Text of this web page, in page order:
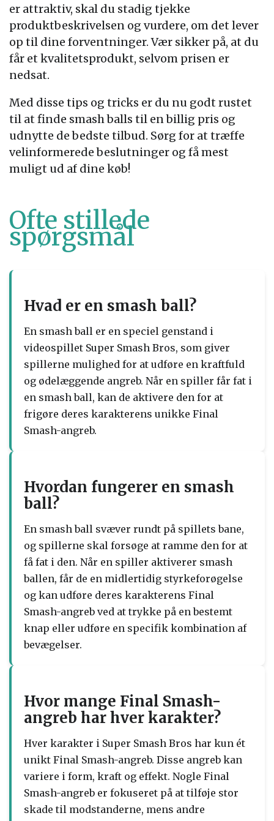
er attraktiv, skal du stadig tjekke
produktbeskrivelsen og vurdere, om det lever
op til dine forventninger. Vær sikker på, at du
får et kvalitetsprodukt, selvom prisen er
nedsat.
Med disse tips og tricks er du nu godt rustet
til at finde smash balls til en billig pris og
udnytte de bedste tilbud. Sørg for at træffe
velinformerede beslutninger og få mest
muligt ud af dine køb!
Ofte stillede
spørgsmål
Hvad er en smash ball?
En smash ball er en speciel genstand i
videospillet Super Smash Bros, som giver
spillerne mulighed for at udføre en kraftfuld
og ødelæggende angreb. Når en spiller får fat i
en smash ball, kan de aktivere den for at
frigøre deres karakterens unikke Final
Smash-angreb.
Hvordan fungerer en smash
ball?
En smash ball svæver rundt på spillets bane,
og spillerne skal forsøge at ramme den for at
få fat i den. Når en spiller aktiverer smash
ballen, får de en midlertidig styrkeforøgelse
og kan udføre deres karakterens Final
Smash-angreb ved at trykke på en bestemt
knap eller udføre en specifik kombination af
bevægelser.
Hvor mange Final Smash-
angreb har hver karakter?
Hver karakter i Super Smash Bros har kun ét
unikt Final Smash-angreb. Disse angreb kan
variere i form, kraft og effekt. Nogle Final
Smash-angreb er fokuseret på at tilføje stor
skade til modstanderne, mens andre